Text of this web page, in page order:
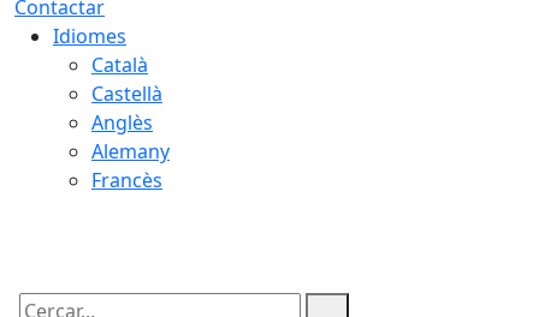
Contactar
Idiomes
Català
Castellà
Anglès
Alemany
Francès